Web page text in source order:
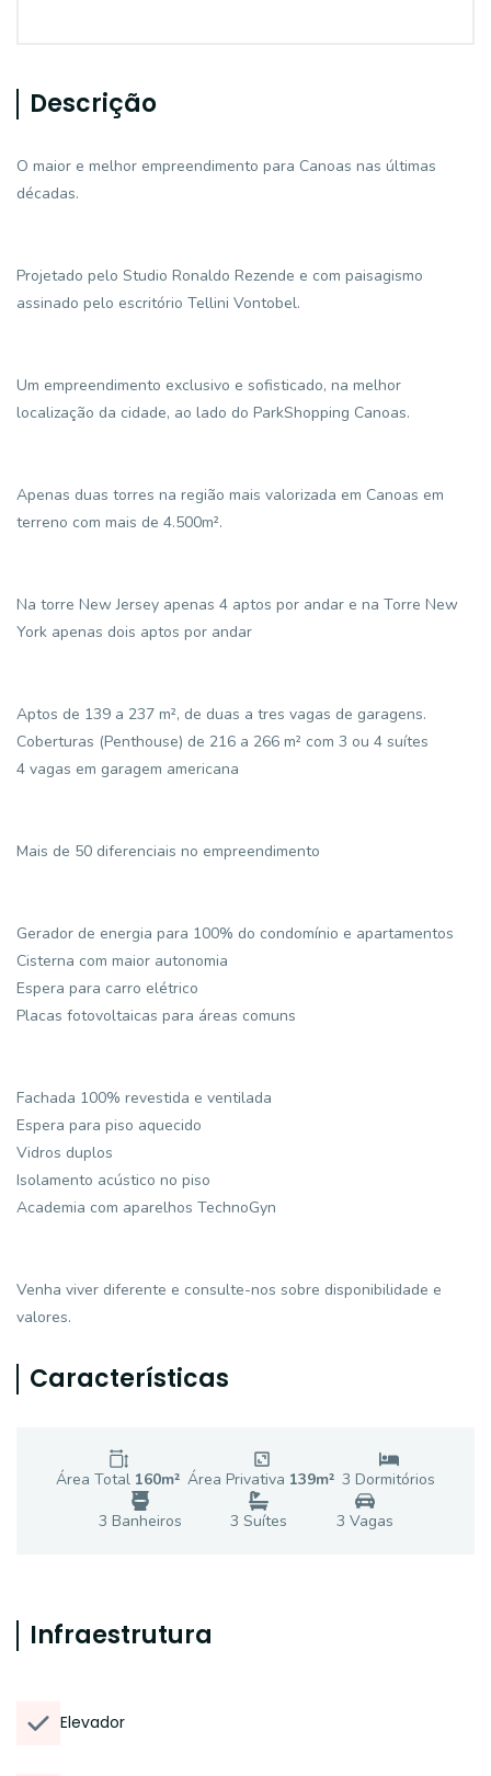
Descrição
O maior e melhor empreendimento para Canoas nas últimas
décadas.
Projetado pelo Studio Ronaldo Rezende e com paisagismo
assinado pelo escritório Tellini Vontobel.
Um empreendimento exclusivo e sofisticado, na melhor
localização da cidade, ao lado do ParkShopping Canoas.
Apenas duas torres na região mais valorizada em Canoas em
terreno com mais de 4.500m².
Na torre New Jersey apenas 4 aptos por andar e na Torre New
York apenas dois aptos por andar
Aptos de 139 a 237 m², de duas a tres vagas de garagens.
Coberturas (Penthouse) de 216 a 266 m² com 3 ou 4 suítes
4 vagas em garagem americana
Mais de 50 diferenciais no empreendimento
Gerador de energia para 100% do condomínio e apartamentos
Cisterna com maior autonomia
Espera para carro elétrico
Placas fotovoltaicas para áreas comuns
Fachada 100% revestida e ventilada
Espera para piso aquecido
Vidros duplos
Isolamento acústico no piso
Academia com aparelhos TechnoGyn
Venha viver diferente e consulte-nos sobre disponibilidade e
valores.
Características
Área Total 160m² Área Privativa 139m² 3 Dormitórios
3 Banheiros 3 Suítes 3 Vagas
Infraestrutura
Elevador